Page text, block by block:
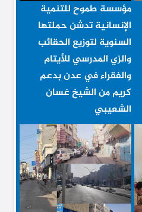
مؤسسة طموح للتنمية
الإنسانية تدشن حملتها
السنوية لتوزيع الحقائب
والزي المدرسي للأيتام
والفقراء في عدن بدعم
كريم من الشيخ غسان
الشعيبي